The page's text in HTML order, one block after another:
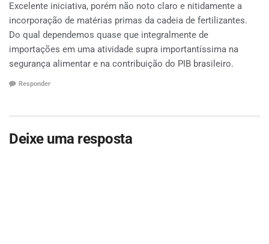
Excelente iniciativa, porém não noto claro e nitidamente a
incorporação de matérias primas da cadeia de fertilizantes.
Do qual dependemos quase que integralmente de
importações em uma atividade supra importantíssima na
segurança alimentar e na contribuição do PIB brasileiro.
Responder
Deixe uma resposta